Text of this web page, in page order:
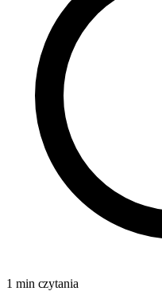
1 min czytania